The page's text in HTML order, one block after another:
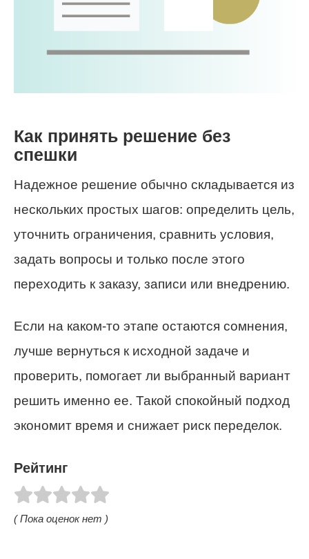
Как принять решение без
спешки
Надежное решение обычно складывается из
нескольких простых шагов: определить цель,
уточнить ограничения, сравнить условия,
задать вопросы и только после этого
переходить к заказу, записи или внедрению.
Если на каком-то этапе остаются сомнения,
лучше вернуться к исходной задаче и
проверить, помогает ли выбранный вариант
решить именно ее. Такой спокойный подход
экономит время и снижает риск переделок.
Рейтинг
( Пока оценок нет )